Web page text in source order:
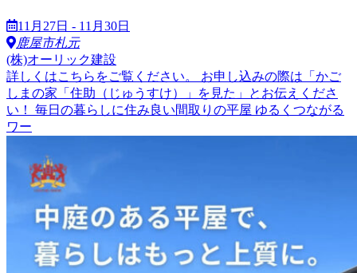
11月27日 - 11月30日
鹿屋市札元
(株)オーリック建設
詳しくはこちらをご覧ください。 お申し込みの際は「かご
しまの家「住助（じゅうすけ）」を見た」とお伝えくださ
い！ 毎日の暮らしに住み良い間取りの平屋 ゆるくつながる
ワー